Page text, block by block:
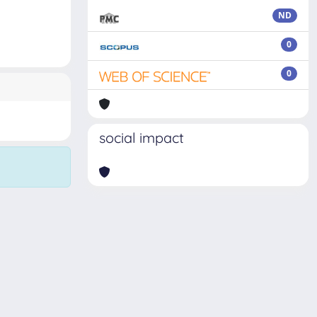
ND
0
0
social impact